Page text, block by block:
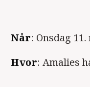
Når: Onsdag
Hvor: Amalies